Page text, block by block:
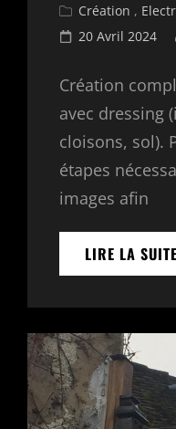
Cat
Links
Création ,
Posted
20 Avril 2024
Création
avec dressing
cloisons, sol).
étapes
images afin
LIRE LA